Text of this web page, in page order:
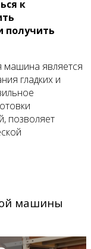
к
получить
является
гладких и
позволяет
машины